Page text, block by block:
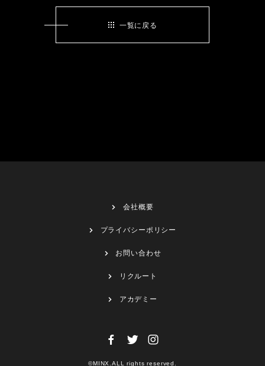
一覧に戻る
会社概要
プライバシーポリシー
お問い合わせ
リクルート
アカデミー
©MINX.ALL rights reserved.